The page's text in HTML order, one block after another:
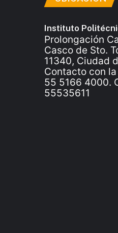
Instituto
Prolongación
Casco de Sto.
11340, Ciudad
Contacto con
55 5166 4000.
55535611